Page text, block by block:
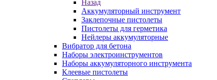
Назад
Аккумуляторный инструмент
Заклепочные пистолеты
Пистолеты для герметика
Нейлеры аккумуляторные
Вибратор для бетона
Наборы электроинструментов
Наборы аккумуляторного инструмента
Клеевые пистолеты